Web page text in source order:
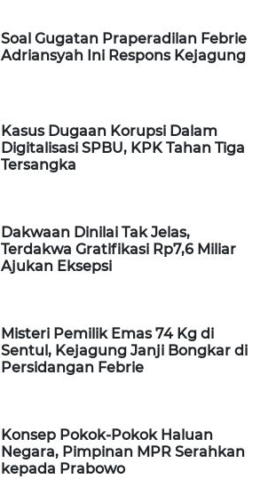
Soal Gugatan Praperadilan Febrie
Adriansyah Ini Respons Kejagung
Kasus Dugaan Korupsi Dalam
Digitalisasi SPBU, KPK Tahan Tiga
Tersangka
Dakwaan Dinilai Tak Jelas,
Terdakwa Gratifikasi Rp7,6 Miliar
Ajukan Eksepsi
Misteri Pemilik Emas 74 Kg di
Sentul, Kejagung Janji Bongkar di
Persidangan Febrie
Konsep Pokok-Pokok Haluan
Negara, Pimpinan MPR Serahkan
kepada Prabowo